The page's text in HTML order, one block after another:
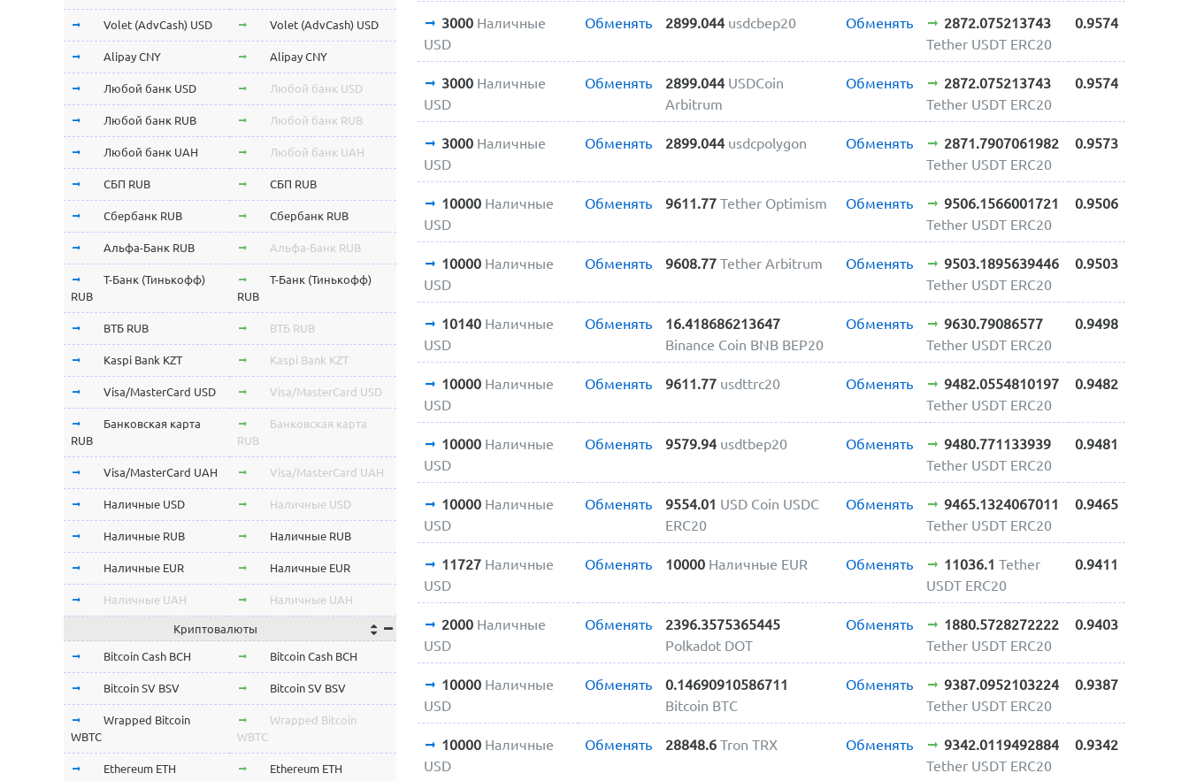
3000 Наличные
USD
Обменять 2899.044 usdcbep20 Обменять
2872.075213743
Tether USDT ERC20
0.9574
3000 Наличные
USD
Обменять 2899.044 USDCoin
Arbitrum
Обменять
2872.075213743
Tether USDT ERC20
0.9574
3000 Наличные
USD
Обменять 2899.044 usdcpolygon Обменять
2871.7907061982
Tether USDT ERC20
0.9573
10000 Наличные
USD
Обменять 9611.77 Tether Optimism Обменять
9506.1566001721
Tether USDT ERC20
0.9506
10000 Наличные
USD
Обменять 9608.77 Tether Arbitrum Обменять
9503.1895639446
Tether USDT ERC20
0.9503
10140 Наличные
USD
Обменять
16.418686213647
Binance Coin BNB BEP20
Обменять
9630.79086577
Tether USDT ERC20
0.9498
10000 Наличные
USD
Обменять 9611.77 usdttrc20 Обменять
9482.0554810197
Tether USDT ERC20
0.9482
10000 Наличные
USD
Обменять 9579.94 usdtbep20 Обменять
9480.771133939
Tether USDT ERC20
0.9481
10000 Наличные
USD
Обменять 9554.01 USD Coin USDC
ERC20
Обменять
9465.1324067011
Tether USDT ERC20
0.9465
11727 Наличные
USD
Обменять 10000 Наличные EUR Обменять 11036.1 Tether
USDT ERC20
0.9411
2000 Наличные
USD
Обменять
2396.3575365445
Polkadot DOT
Обменять
1880.5728272222
Tether USDT ERC20
0.9403
10000 Наличные
USD
Обменять
0.14690910586711
Bitcoin BTC
Обменять
9387.0952103224
Tether USDT ERC20
0.9387
10000 Наличные
USD
Обменять 28848.6 Tron TRX Обменять
9342.0119492884
Tether USDT ERC20
0.9342
Volet (AdvCash) USD Volet (AdvCash) USD
Alipay CNY Alipay CNY
Любой банк USD Любой банк USD
Любой банк RUB Любой банк RUB
Любой банк UAH Любой банк UAH
СБП RUB СБП RUB
Сбербанк RUB Сбербанк RUB
Альфа-Банк RUB Альфа-Банк RUB
Т-Банк (Тинькофф)
RUB
Т-Банк (Тинькофф)
RUB
ВТБ RUB ВТБ RUB
Kaspi Bank KZT Kaspi Bank KZT
Visa/MasterCard USD Visa/MasterCard USD
Банковская карта
RUB
Банковская карта
RUB
Visa/MasterCard UAH Visa/MasterCard UAH
Наличные USD Наличные USD
Наличные RUB Наличные RUB
Наличные EUR Наличные EUR
Наличные UAH Наличные UAH
Криптовалюты
Bitcoin Cash BCH Bitcoin Cash BCH
Bitcoin SV BSV Bitcoin SV BSV
Wrapped Bitcoin
WBTC
Wrapped Bitcoin
WBTC
Ethereum ETH Ethereum ETH